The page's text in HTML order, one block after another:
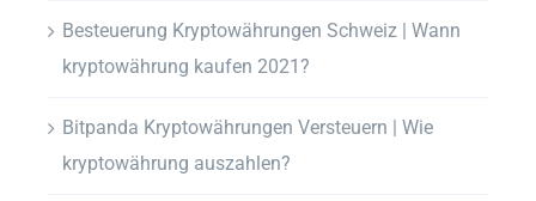
Besteuerung Kryptowährungen Schweiz | Wann
kryptowährung kaufen 2021?
Bitpanda Kryptowährungen Versteuern | Wie
kryptowährung auszahlen?